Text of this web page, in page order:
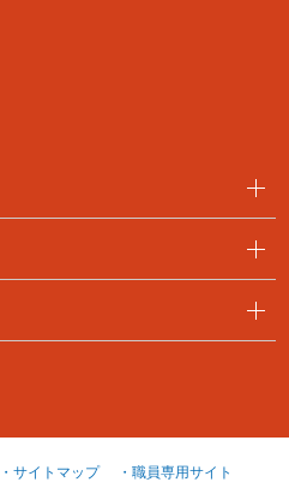
・サイトマップ ・職員専用サイト